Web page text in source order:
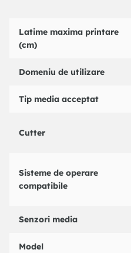
Latime maxima printare
(cm)
Domeniu de utilizare
Tip media acceptat
Cutter
Sisteme de operare
compatibile
Senzori media
Model